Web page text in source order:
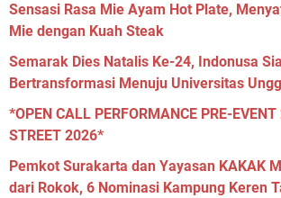
Sensasi Rasa Mie Ayam Hot Plate,
Mie dengan Kuah Steak
Semarak Dies Natalis Ke-24, Indonusa
Bertransformasi Menuju Universitas
*OPEN CALL PERFORMANCE PRE-
STREET 2026*
Pemkot Surakarta dan Yayasan KAKAK
dari Rokok, 6 Nominasi Kampung Keren